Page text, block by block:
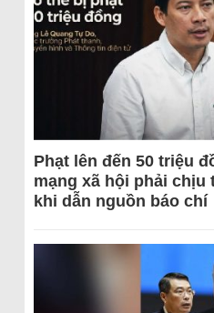
Phạt lên đến 50 triệu
mạng xã hội phải chịu
khi dẫn nguồn báo chí